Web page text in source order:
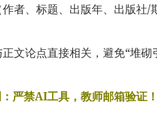
者、标题、出版年、出版社/
文论点直接相关，避免“堆砌
严禁AI工具，教师邮箱验证！​